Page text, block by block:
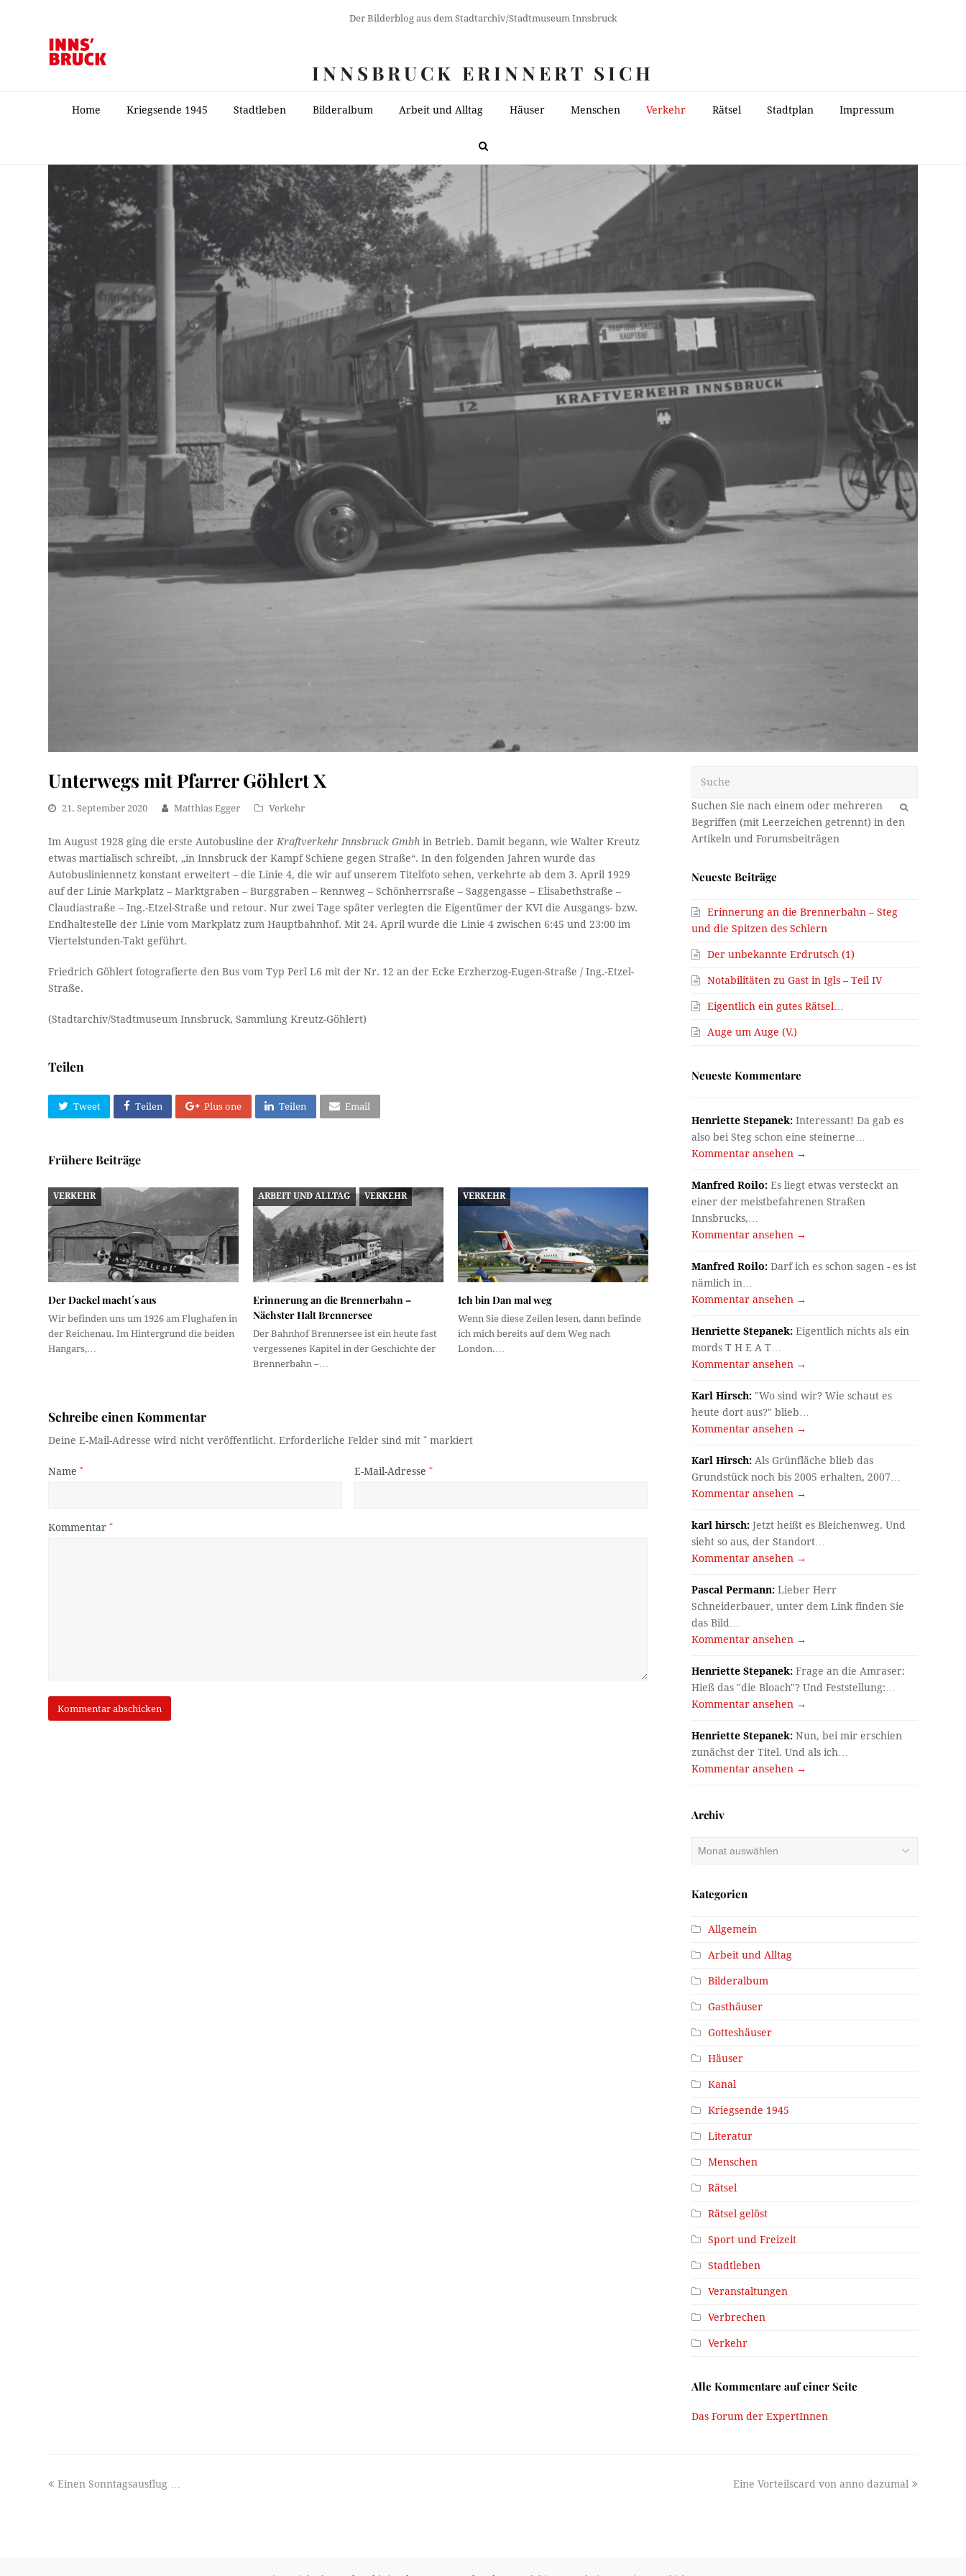
Der Bilderblog aus dem Stadtarchiv/Stadtmuseum Innsbruck
INNSBRUCK ERINNERT SICH
Home Kriegsende 1945 Stadtleben Bilderalbum Arbeit und Alltag Häuser Menschen Verkehr Rätsel Stadtplan Impressum
Unterwegs mit Pfarrer Göhlert X
21. September 2020 Matthias Egger Verkehr
Im August 1928 ging die erste Autobusline der Kraftverkehr Innsbruck Gmbh in Betrieb. Damit begann, wie Walter Kreutz
etwas martialisch schreibt, „in Innsbruck der Kampf Schiene gegen Straße“. In den folgenden Jahren wurde das
Autobusliniennetz konstant erweitert – die Linie 4, die wir auf unserem Titelfoto sehen, verkehrte ab dem 3. April 1929
auf der Linie Markplatz – Marktgraben – Burggraben – Rennweg – Schönherrsraße – Saggengasse – Elisabethstraße –
Claudiastraße – Ing.-Etzel-Straße und retour. Nur zwei Tage später verlegten die Eigentümer der KVI die Ausgangs- bzw.
Endhaltestelle der Linie vom Markplatz zum Hauptbahnhof. Mit 24. April wurde die Linie 4 zwischen 6:45 und 23:00 im
Viertelstunden-Takt geführt.
Friedrich Göhlert fotografierte den Bus vom Typ Perl L6 mit der Nr. 12 an der Ecke Erzherzog-Eugen-Straße / Ing.-Etzel-
Straße.
(Stadtarchiv/Stadtmuseum Innsbruck, Sammlung Kreutz-Göhlert)
Teilen
Tweet Teilen Plus one Teilen Email
Frühere Beiträge
VERKEHR
Der Dackel macht´s aus
Wir befinden uns um 1926 am Flughafen in
der Reichenau. Im Hintergrund die beiden
Hangars,…
ARBEIT UND ALLTAG VERKEHR
Erinnerung an die Brennerbahn –
Nächster Halt Brennersee
Der Bahnhof Brennersee ist ein heute fast
vergessenes Kapitel in der Geschichte der
Brennerbahn –…
VERKEHR
Ich bin Dan mal weg
Wenn Sie diese Zeilen lesen, dann befinde
ich mich bereits auf dem Weg nach
London.…
Schreibe einen Kommentar
Deine E-Mail-Adresse wird nicht veröffentlicht. Erforderliche Felder sind mit* markiert
Name* E-Mail-Adresse *
Kommentar*
OK
Neueste Beiträge
Erinnerung an die Brennerbahn – Steg
und die Spitzen des Schlern
Der unbekannte Erdrutsch (1)
Notabilitäten zu Gast in Igls – Teil IV
Eigentlich ein gutes Rätsel…
Auge um Auge (V.)
Neueste Kommentare
Henriette Stepanek: Interessant! Da gab es
also bei Steg schon eine steinerne…
Kommentar ansehen →
Manfred Roilo: Es liegt etwas versteckt an
einer der meistbefahrenen Straßen
Innsbrucks,…
Kommentar ansehen →
Manfred Roilo: Darf ich es schon sagen - es ist
nämlich in…
Kommentar ansehen →
Henriette Stepanek: Eigentlich nichts als ein
mords T H E A T…
Kommentar ansehen →
Karl Hirsch: "Wo sind wir? Wie schaut es
heute dort aus?" blieb…
Kommentar ansehen →
Karl Hirsch: Als Grünfläche blieb das
Grundstück noch bis 2005 erhalten, 2007…
Kommentar ansehen →
karl hirsch: Jetzt heißt es Bleichenweg. Und
sieht so aus, der Standort…
Kommentar ansehen →
Pascal Permann: Lieber Herr
Schneiderbauer, unter dem Link finden Sie
das Bild…
Kommentar ansehen →
Henriette Stepanek: Frage an die Amraser:
Hieß das "die Bloach"? Und Feststellung:…
Kommentar ansehen →
Henriette Stepanek: Nun, bei mir erschien
zunächst der Titel. Und als ich…
Kommentar ansehen →
Archiv
Archiv
Kategorien
Allgemein
Arbeit und Alltag
Bilderalbum
Gasthäuser
Gotteshäuser
Häuser
Kanal
Kriegsende 1945
Literatur
Menschen
Rätsel
Rätsel gelöst
Sport und Freizeit
Stadtleben
Veranstaltungen
Verbrechen
Verkehr
Alle Kommentare auf einer Seite
Das Forum der ExpertInnen
previous
Einen Sonntagsausflug …
next
Eine Vorteilscard von anno dazumal